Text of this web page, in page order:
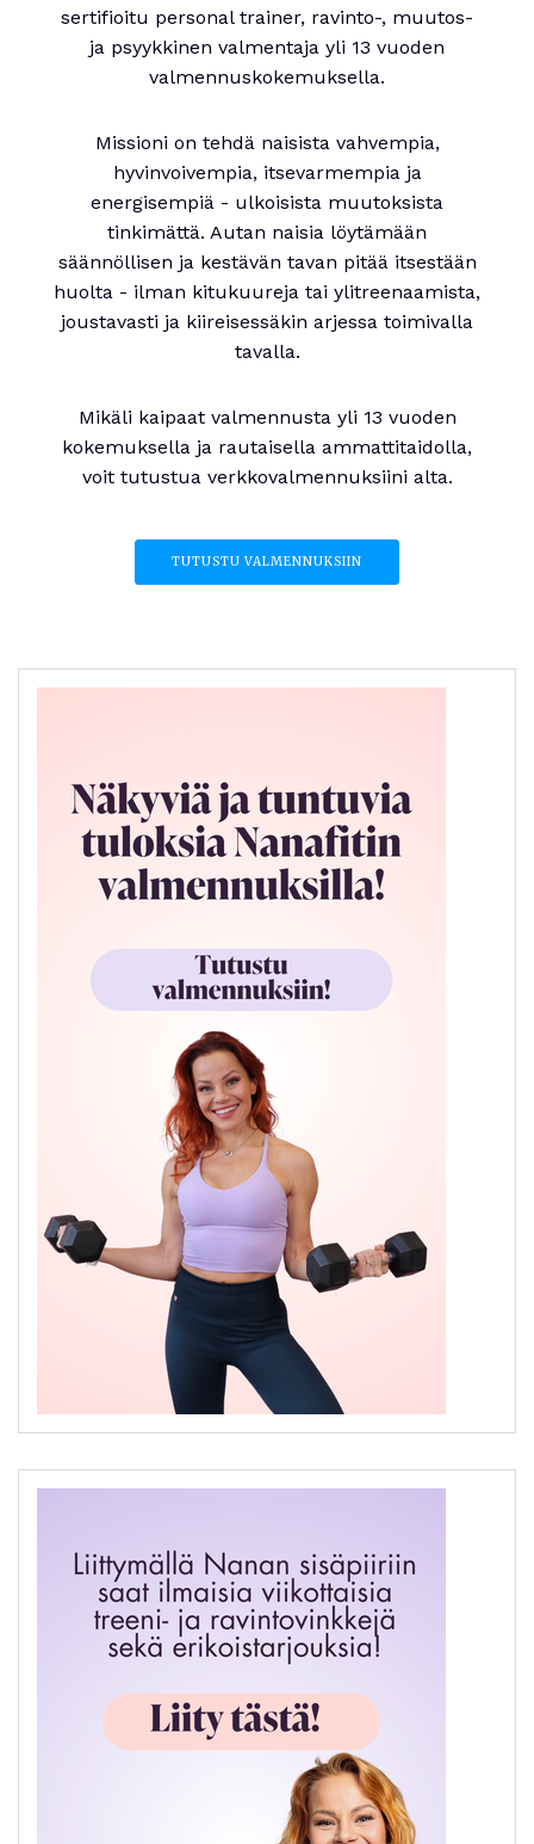
sertifioitu personal trainer, ravinto-, muutos-
ja psyykkinen valmentaja yli 13 vuoden
valmennuskokemuksella.
Missioni on tehdä naisista vahvempia,
hyvinvoivempia, itsevarmempia ja
energisempiä - ulkoisista muutoksista
tinkimättä. Autan naisia löytämään
säännöllisen ja kestävän tavan pitää itsestään
huolta - ilman kitukuureja tai ylitreenaamista,
joustavasti ja kiireisessäkin arjessa toimivalla
tavalla.
Mikäli kaipaat valmennusta yli 13 vuoden
kokemuksella ja rautaisella ammattitaidolla,
voit tutustua verkkovalmennuksiini alta.
TUTUSTU VALMENNUKSIIN